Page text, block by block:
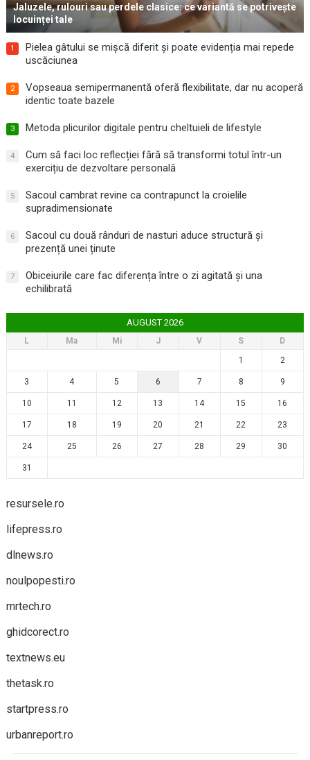
Jaluzele, rulouri sau perdele clasice: ce variantă se potrivește
locuinței tale
1
Pielea gâtului se mișcă diferit și poate evidenția mai repede
uscăciunea
2
Vopseaua semipermanentă oferă flexibilitate, dar nu acoperă
identic toate bazele
3 Metoda plicurilor digitale pentru cheltuieli de lifestyle
4
Cum să faci loc reflecției fără să transformi totul într-un
exercițiu de dezvoltare personală
5
Sacoul cambrat revine ca contrapunct la croielile
supradimensionate
6
Sacoul cu două rânduri de nasturi aduce structură și
prezență unei ținute
7
Obiceiurile care fac diferența între o zi agitată și una
echilibrată
AUGUST 2026
L Ma Mi J V S
D
1
2
3 4 5 6 7 8 9
10 11 12 13 14 15 16
17 18 19 20 21 22 23
24 25 26 27 28 29 30
31
resursele.ro
lifepress.ro
dlnews.ro
noulpopesti.ro
mrtech.ro
ghidcorect.ro
textnews.eu
thetask.ro
startpress.ro
urbanreport.ro